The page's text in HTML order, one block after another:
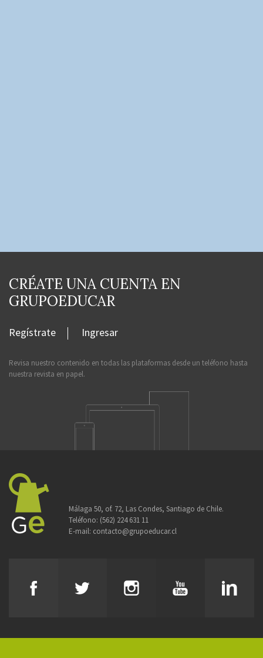
CRÉATE UNA CUENTA EN
GRUPOEDUCAR
Regístrate Ingresar
Revisa nuestro contenido en todas las plataformas desde un teléfono hasta
nuestra revista en papel.
Málaga 50, of. 72, Las Condes, Santiago de Chile.
Teléfono: (562) 224 631 11
E-mail: contacto@grupoeducar.cl